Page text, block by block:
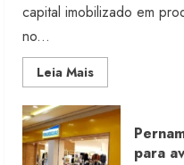
capital imobilizado em
no...
Leia MaisRead
more
Morena
Rosa
lança
franquia
com
para